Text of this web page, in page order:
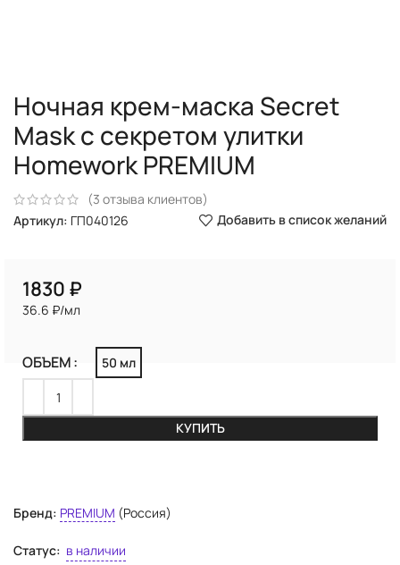
Ночная крем-маска Secret
Mask с секретом улитки
Homework PREMIUM
(3 отзыва клиентов)
Артикул: ГП040126 Добавить в список желаний
Бренд: PREMIUM (Россия)
Статус: в наличии
₽
36.6 ₽/мл
ОБЪЕМ 50 мл
КУПИТЬ